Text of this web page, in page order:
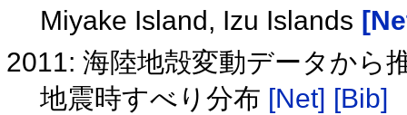
Miyake Island, Izu Islands
2011: 海陸地殻変動データから
地震時すべり分布 [Net] [Bib]